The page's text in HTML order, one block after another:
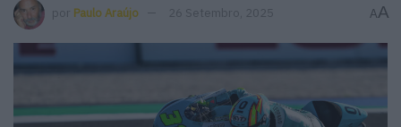
por Paulo Araújo 26 Setembro, 2025 AA